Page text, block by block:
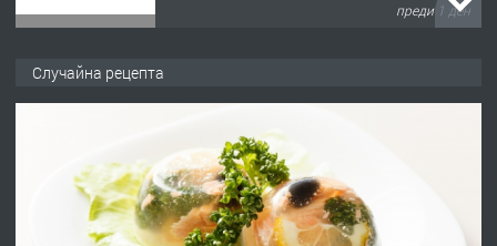
преди 1 ден
градската градина!
ПРОСТОРЕН ТРИСТАЕН
АПАРТАМЕНТ В НОВА СГРАДА КВ.
Случайна рецепта